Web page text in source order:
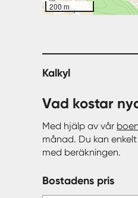
200 m
Kalkyl
Vad kostar
Med hjälp av vår
månad. Du kan
med beräkningen.
Bostadens pris